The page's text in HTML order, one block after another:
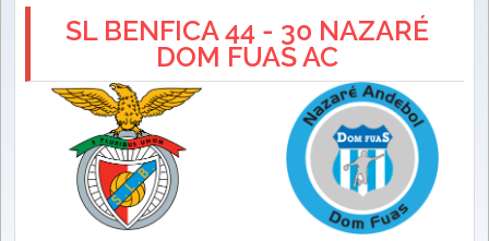
SL BENFICA 44 - 30 NAZARÉ
DOM FUAS AC